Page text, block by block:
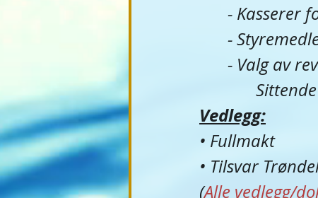
- Kasserer
-
- Valg av
Vedlegg:
• Fullmakt
• Tilsvar
(Alle vedlegg/